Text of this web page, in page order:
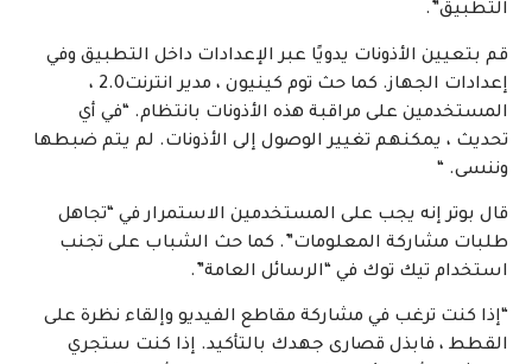
التطبيق”.
قم بتعيين الأذونات يدويًا عبر الإعدادات داخل التطبيق وفي
إعدادات الجهاز. كما حث توم كينيون ، مدير انترنت2.0 ،
المستخدمين على مراقبة هذه الأذونات بانتظام. “في أي
تحديث ، يمكنهم تغيير الوصول إلى الأذونات. لم يتم ضبطها
وننسى. “
قال بوتر إنه يجب على المستخدمين الاستمرار في “تجاهل
طلبات مشاركة المعلومات”. كما حث الشباب على تجنب
استخدام تيك توك في “الرسائل العامة”.
“إذا كنت ترغب في مشاركة مقاطع الفيديو وإلقاء نظرة على
القطط ، فابذل قصارى جهدك بالتأكيد. إذا كنت ستجري